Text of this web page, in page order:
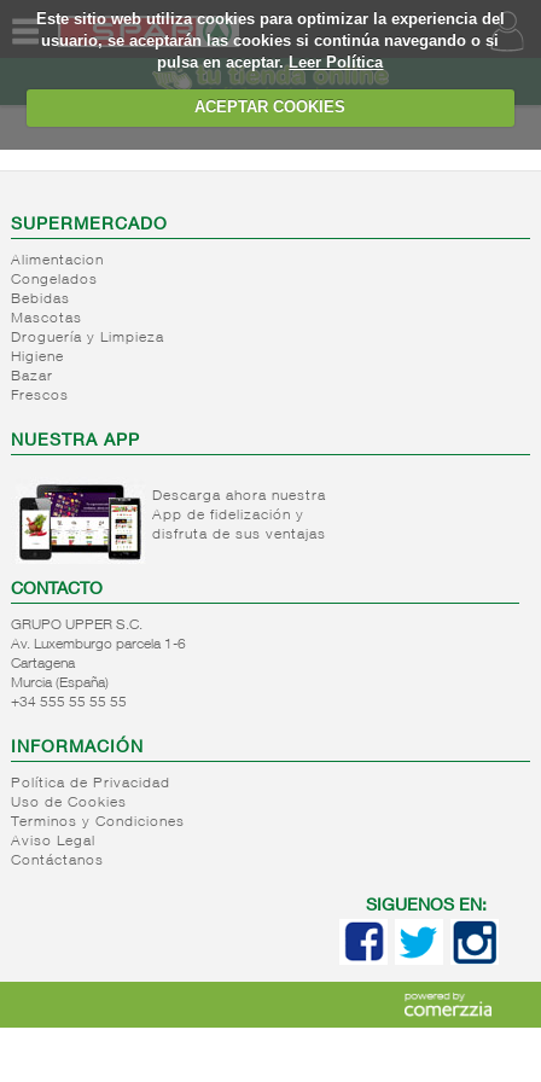
Este sitio web utiliza cookies para optimizar la experiencia del
usuario, se aceptarán las cookies si continúa navegando o si
pulsa en aceptar.Leer Política
ACEPTAR COOKIES
SOMOS
WEB
EJEMPLO
SUPERMERCADO
Alimentacion
Congelados
Bebidas
Mascotas
Droguería y Limpieza
Higiene
Bazar
Frescos
NUESTRA APP
Descarga ahora nuestra
App de fidelización y
disfruta de sus ventajas
CONTACTO
GRUPO UPPER S.C.
Av. Luxemburgo parcela 1-6
Cartagena
Murcia (España)
+34 555 55 55 55
INFORMACIÓN
Política de Privacidad
Uso de Cookies
Terminos y Condiciones
Aviso Legal
Contáctanos
SIGUENOS EN: